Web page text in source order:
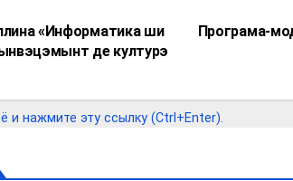
n
o
a
п
р
в
Програма-
«Информатика ши
де културэ
и нажмите эту ссылку (Ctrl+Enter).